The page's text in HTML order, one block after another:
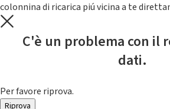
colonnina di ricarica piú vicina a te
C'è un problema con il
dati.
Per favore riprova.
Riprova